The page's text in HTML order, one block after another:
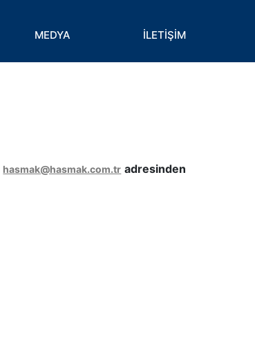
MEDYA İLETİŞİM
hasmak@hasmak.com.tr adresinden